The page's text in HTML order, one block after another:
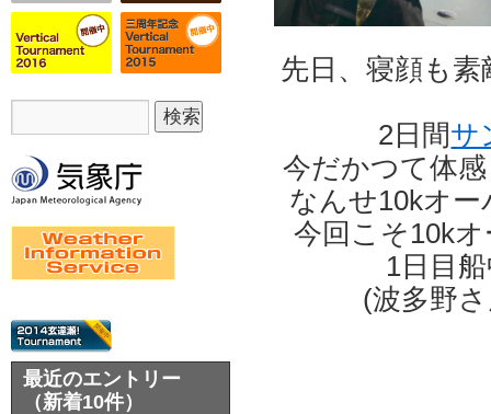
先日、寝顔も
2日間サ
今だかつて体
なんせ10kオ
今回こそ10k
1日目
(波多野
最近のエントリー
（新着10件）